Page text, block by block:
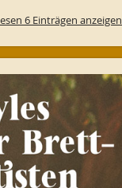
6 Einträgen anzeigen